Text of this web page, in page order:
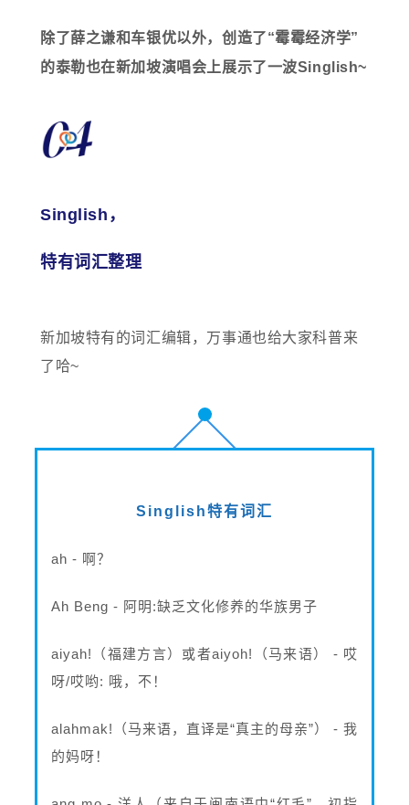
除了薛之谦和车银优以外，创造了“霉霉经济学”
的泰勒也在新加坡演唱会上展示了一波Singlish~
Singlish，
特有词汇整理
新加坡特有的词汇编辑，万事通也给大家科普来
了哈~
Singlish特有词汇
ah - 啊？
Ah Beng - 阿明:缺乏文化修养的华族男子
aiyah!（福建方言）或者aiyoh!（马来语） - 哎
呀/哎哟: 哦，不！
alahmak!（马来语，直译是“真主的母亲”） - 我
的妈呀！